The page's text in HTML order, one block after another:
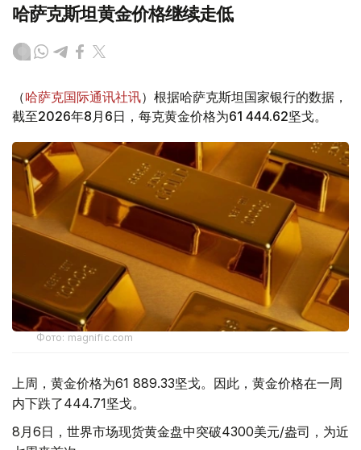
哈萨克斯坦黄金价格继续走低
（哈萨克国际通讯社讯）根据哈萨克斯坦国家银行的数据，
截至2026年8月6日，每克黄金价格为61 444.62坚戈。
Фото: magnific.com
上周，黄金价格为61 889.33坚戈。因此，黄金价格在一周
内下跌了444.71坚戈。
8月6日，世界市场现货黄金盘中突破4300美元/盎司，为近